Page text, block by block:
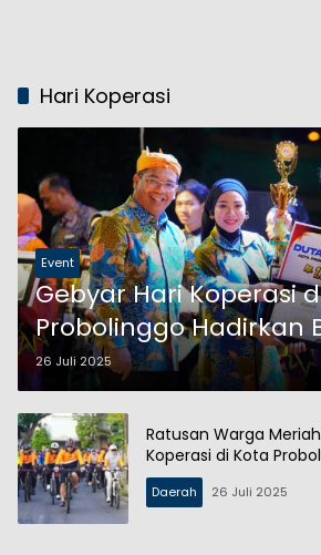
Hari Koperasi
Event
Gebyar Hari Koperasi
Probolinggo Hadirkan
Pemilihan Duta
26 Juli 2025
Ratusan Warga
Koperasi di Kota
Daerah 26 Juli 2025